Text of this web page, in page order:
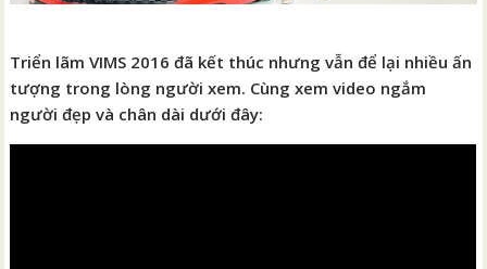
Triển lãm VIMS 2016 đã kết thúc nhưng vẫn để lại nhiều ấn
tượng trong lòng người xem. Cùng xem video ngắm
người đẹp và chân dài dưới đây: